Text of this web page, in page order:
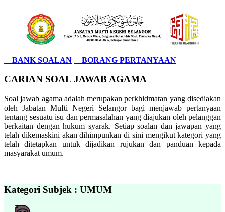
BANK SOALAN BORANG PERTANYAAN
CARIAN SOAL JAWAB AGAMA
Soal jawab agama adalah merupakan perkhidmatan yang disediakan
oleh Jabatan Mufti Negeri Selangor bagi menjawab pertanyaan
tentang sesuatu isu dan permasalahan yang diajukan oleh pelanggan
berkaitan dengan hukum syarak. Setiap soalan dan jawapan yang
telah dikemaskini akan dihimpunkan di sini mengikut kategori yang
telah ditetapkan untuk dijadikan rujukan dan panduan kepada
masyarakat umum.
Kategori Subjek : UMUM